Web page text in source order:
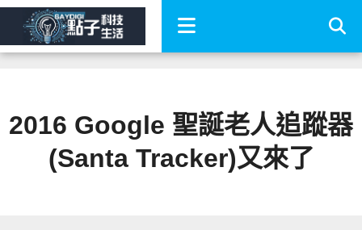
2016 Google 聖誕老人追蹤器
(Santa Tracker)又來了